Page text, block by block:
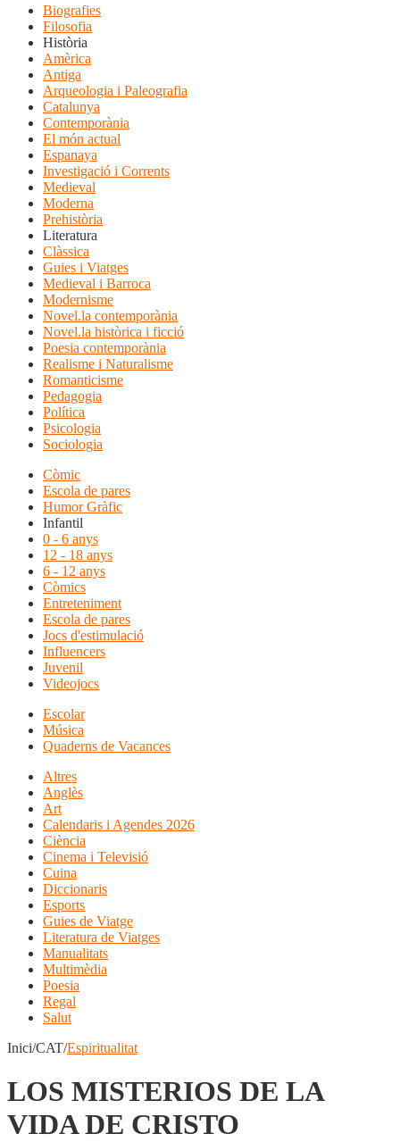
Biografies
Filosofia
Història
Amèrica
Antiga
Arqueologia i Paleografia
Catalunya
Contemporània
El món actual
Espanaya
Investigació i Corrents
Medieval
Moderna
Prehistòria
Literatura
Clàssica
Guies i Viatges
Medieval i Barroca
Modernisme
Novel.la contemporània
Novel.la històrica i ficció
Poesia contemporània
Realisme i Naturalisme
Romanticisme
Pedagogia
Política
Psicologia
Sociologia
Còmic
Escola de pares
Humor Gràfic
Infantil
0 - 6 anys
12 - 18 anys
6 - 12 anys
Còmics
Entreteniment
Escola de pares
Jocs d'estimulació
Influencers
Juvenil
Videojocs
Escolar
Música
Quaderns de Vacances
Altres
Anglès
Art
Calendaris i Agendes 2026
Ciència
Cinema i Televisió
Cuina
Diccionaris
Esports
Guies de Viatge
Literatura de Viatges
Manualitats
Multimèdia
Poesia
Regal
Salut
Inici/CAT/Espiritualitat
LOS MISTERIOS DE LA
VIDA DE CRISTO